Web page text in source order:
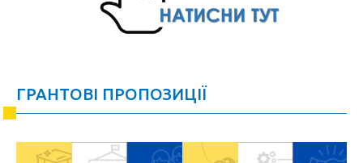
ГРАНТОВІ ПРОПОЗИЦІЇ